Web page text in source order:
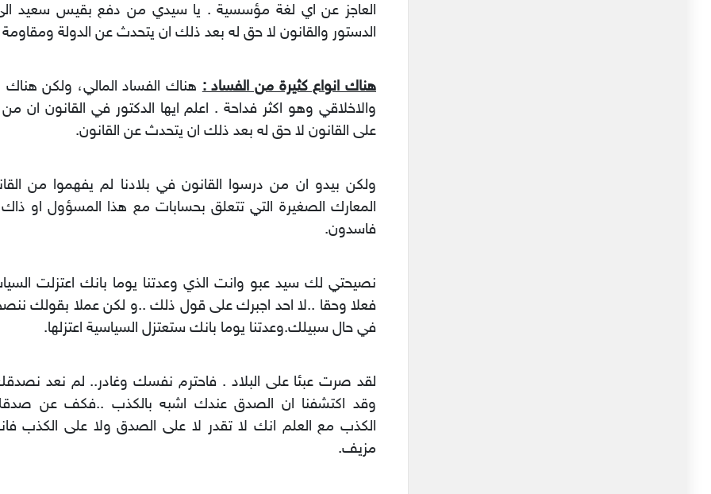
العاجز عن اي لغة مؤسسية . يا سيدي من دفع بقيس سعيد الى
الدستور والقانون لا حق له بعد ذلك ان يتحدث عن الدولة
هناك انواع كثيرة من الفساد :هناك الفساد المالي، ولكن هناك
والاخلاقي وهو اكثر فداحة . اعلم ايها الدكتور في القانون ان من
على القانون لا حق له بعد ذلك ان يتحدث عن القانون.
ولكن بيدو ان من درسوا القانون في بلادنا لم يفهموا من
المعارك الصغيرة التي تتعلق بحسابات مع هذا المسؤول او
فاسدون.
نصيحتي لك سيد عبو وانت الذي وعدتنا يوما بانك اعتزلت
فعلا وحقا ..لا احد اجبرك على قول ذلك ..و لكن عملا بقولك
في حال سبيلك.وعدتنا يوما بانك ستعتزل السياسية اعتزلها.
لقد صرت عبئا على البلاد . فاحترم نفسك وغادر.. لم نعد
وقد اكتشفنا ان الصدق عندك اشبه بالكذب ..فكف عن
الكذب مع العلم انك لا تقدر لا على الصدق ولا على الكذب
مزيف.